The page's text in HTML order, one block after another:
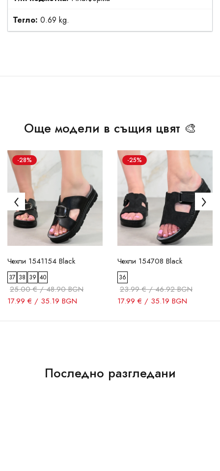
Тегло: 0.69 kg.
Още модели в същия цвят 🎨
-28%
Чехли 1541154 Black
37 38 39 40
25.00 € / 48.90 BGN
17.99 € / 35.19 BGN
-25%
Чехли 154708 Black
36
23.99 € / 46.92 BGN
17.99 € / 35.19 BGN
Последно разгледани